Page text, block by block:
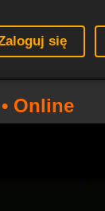
się
Online